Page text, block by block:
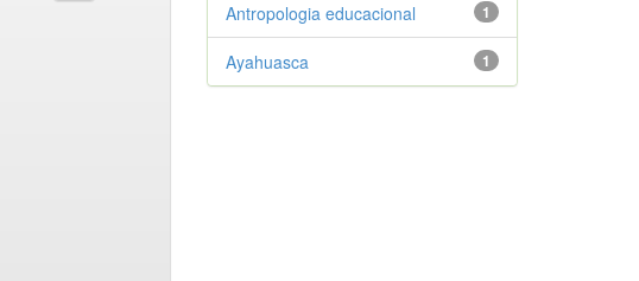
1
Antropologia educacional
1
Ayahuasca